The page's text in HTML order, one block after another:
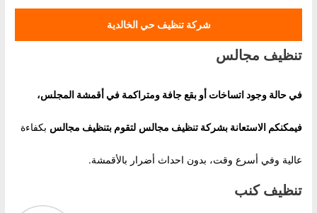
شركة تنظيف حي الخالدية
تنظيف مجالس
في حالة وجود اتساخات أو بقع جافة ومتراكمة في أقمشة المجلس،
فيمكنكم الاستعانة بشركة تنظيف مجالس لتقوم بتنظيف مجالس بكفاءة
عالية وفي أسرع وقت، بدون احداث أضرار بالأقمشة.
تنظيف كنب